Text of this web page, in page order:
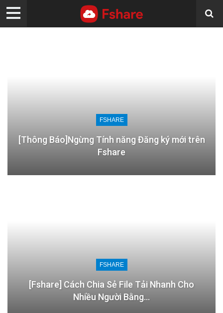
FSHARE
[Thông Báo]Ngừng Tính năng Đăng ký mới trên
Fshare
FSHARE
[Fshare] Cách Chia Sẻ File Tải Nhanh Cho
Nhiều Người Bằng…